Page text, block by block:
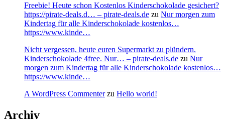
Freebie! Heute schon Kostenlos Kinderschokolade gesichert?
https://pirate-deals.d… – pirate-deals.de zu Nur morgen zum
Kindertag für alle Kinderschokolade kostenlos…
https://www.kinde…
Nicht vergessen, heute euren Supermarkt zu plündern.
Kinderschokolade 4free. Nur… – pirate-deals.de zu Nur
morgen zum Kindertag für alle Kinderschokolade kostenlos…
https://www.kinde…
A WordPress Commenterzu Hello world!
Archiv